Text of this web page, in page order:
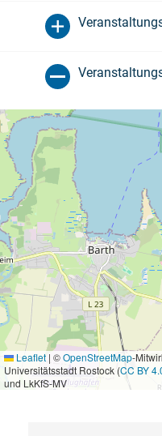
Leaflet | ©OpenStreetMap-
Universitätsstadt Rostock (CC BY
und LkKfS-MV